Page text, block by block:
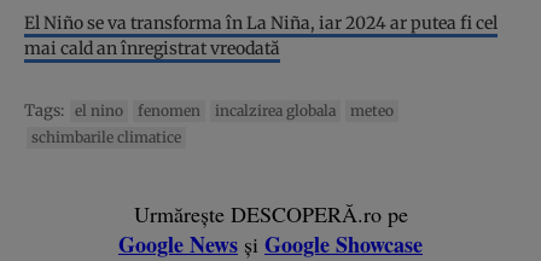
El Niño se va transforma în La Niña, iar 2024 ar putea fi cel
mai cald an înregistrat vreodată
Tags: el nino fenomen incalzirea globala
meteo
schimbarile climatice
Urmărește DESCOPERĂ.ro pe
Google News și Google Showcase